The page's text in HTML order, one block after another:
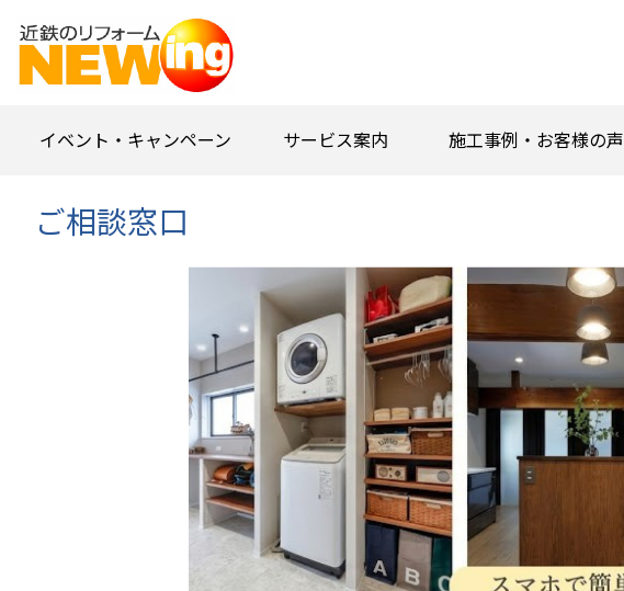
イベント・キャンペーン サービス案内 施工事例・お客様の声
ご相談窓口